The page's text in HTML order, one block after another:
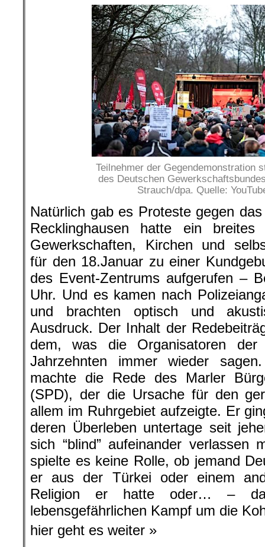
Teilnehmer der Gegendemonstration
des Deutschen
Strauch/dpa. Quelle:
Natürlich gab es Proteste gegen
Recklinghausen hatte ein
Gewerkschaften, Kirchen und
für den 18.Januar zu einer
des Event-Zentrums aufgerufen –
Uhr. Und es kamen nach
und brachten optisch und
Ausdruck. Der Inhalt der
dem, was die Organisatoren der
Jahrzehnten immer wieder
machte die Rede des Marler
(SPD), der die Ursache für den
allem im Ruhrgebiet aufzeigte. Er
deren Überleben untertage seit
sich “blind” aufeinander verlassen
spielte es keine Rolle, ob jemand
er aus der Türkei oder einem
Religion er hatte oder… –
lebensgefährlichen Kampf um die
hier geht es weiter »